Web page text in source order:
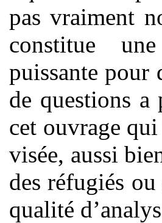
pas vraiment
constitue
puissante pour
de questions
cet ouvrage
visée, aussi
des réfugiés
qualité